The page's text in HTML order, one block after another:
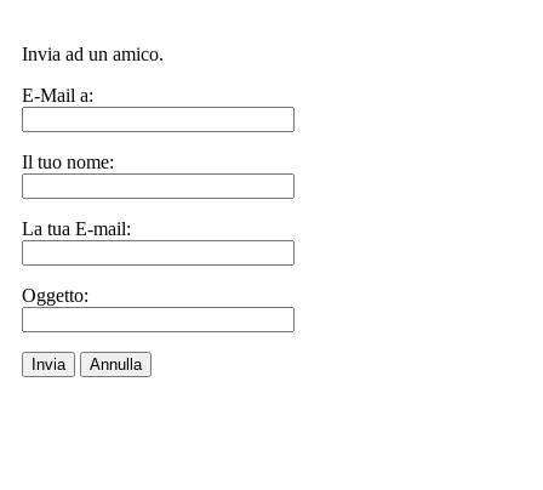
Invia ad un amico.
E-Mail a:
Il tuo nome:
La tua E-mail:
Oggetto:
Invia Annulla